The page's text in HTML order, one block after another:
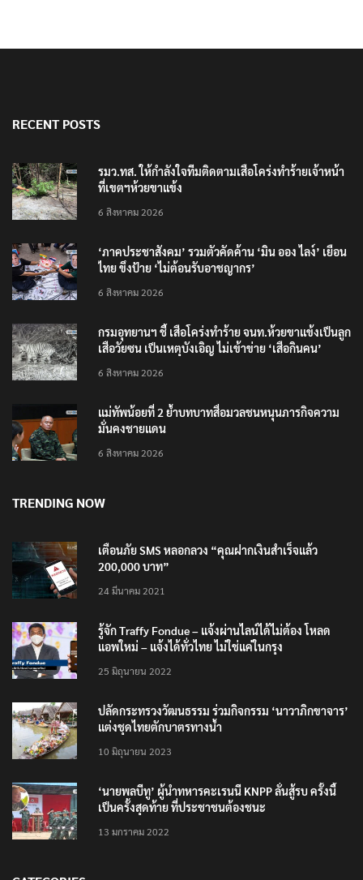
RECENT POSTS
รมว.ทส. ให้กำลังใจทีมติดตามเสือโคร่งทำร้ายเจ้าหน้า
ที่เขตฯห้วยขาแข้ง
6 สิงหาคม 2026
‘ภาคประชาสังคม’ รวมตัวคัดค้าน ‘มิน ออง ไลง์’ เยือน
ไทย ขึงป้าย ‘ไม่ต้อนรับอาชญากร’
6 สิงหาคม 2026
กรมอุทยานฯ ชี้ เสือโคร่งทำร้าย จนท.ห้วยขาแข้งเป็นลูก
เสือวัยซน เป็นเหตุบังเอิญ ไม่เข้าข่าย ‘เสือกินคน’
6 สิงหาคม 2026
แม่ทัพน้อยที่ 2 ย้ำบทบาทสื่อมวลชนหนุนภารกิจความ
มั่นคงชายแดน
6 สิงหาคม 2026
TRENDING NOW
เตือนภัย SMS หลอกลวง “คุณฝากเงินสำเร็จแล้ว
200,000 บาท”
24 มีนาคม 2021
รู้จัก Traffy Fondue – แจ้งผ่านไลน์ได้ไม่ต้อง โหลด
แอพใหม่ – แจ้งได้ทั่วไทย ไม่ใช่แค่ในกรุง
25 มิถุนายน 2022
ปลัดกระทรวงวัฒนธรรม ร่วมกิจกรรม ‘นาวาภิกขาจาร’
แต่งชุดไทยตักบาตรทางน้ำ
10 มิถุนายน 2023
‘นายพลบีทู’ ผู้นำทหารคะเรนนี KNPP ลั่นสู้รบ ครั้งนี้
เป็นครั้งสุดท้าย ที่ประชาชนต้องชนะ
13 มกราคม 2022